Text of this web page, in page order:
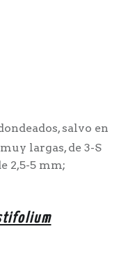
salvo en
largas, de 3-S
2,5-5 mm;